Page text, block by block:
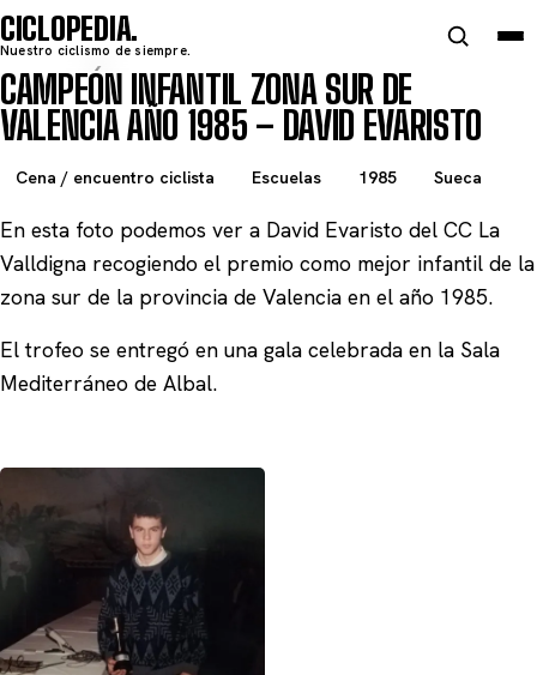
CICLOPEDIA
Nuestro ciclismo de siempre.
CAMPEÓN INFANTIL ZONA SUR DE
VALENCIA AÑO 1985 – DAVID EVARISTO
Cena / encuentro ciclista Escuelas 1985 Sueca
En esta foto podemos ver a David Evaristo del CC La
Valldigna recogiendo el premio como mejor infantil de la
zona sur de la provincia de Valencia en el año 1985.
El trofeo se entregó en una gala celebrada en la Sala
Mediterráneo de Albal.